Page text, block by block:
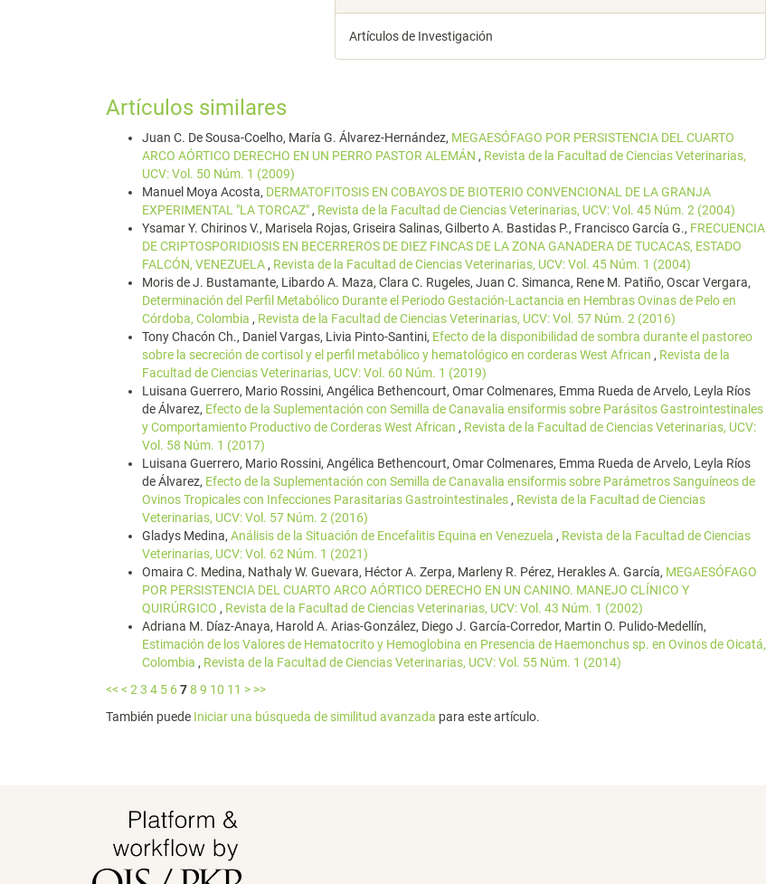
Artículos de Investigación
Artículos similares
Juan C. De Sousa-Coelho, María G. Álvarez-Hernández, MEGAESÓFAGO POR PERSISTENCIA DEL CUARTO
ARCO AÓRTICO DERECHO EN UN PERRO PASTOR ALEMÁN , Revista de la Facultad de Ciencias Veterinarias,
UCV: Vol. 50 Núm. 1 (2009)
Manuel Moya Acosta, DERMATOFITOSIS EN COBAYOS DE BIOTERIO CONVENCIONAL DE LA GRANJA
EXPERIMENTAL "LA TORCAZ" , Revista de la Facultad de Ciencias Veterinarias, UCV: Vol. 45 Núm. 2 (2004)
Ysamar Y. Chirinos V., Marisela Rojas, Griseira Salinas, Gilberto A. Bastidas P., Francisco García G., FRECUENCIA
DE CRIPTOSPORIDIOSIS EN BECERREROS DE DIEZ FINCAS DE LA ZONA GANADERA DE TUCACAS, ESTADO
FALCÓN, VENEZUELA , Revista de la Facultad de Ciencias Veterinarias, UCV: Vol. 45 Núm. 1 (2004)
Moris de J. Bustamante, Libardo A. Maza, Clara C. Rugeles, Juan C. Simanca, Rene M. Patiño, Oscar Vergara,
Determinación del Perfil Metabólico Durante el Periodo Gestación-Lactancia en Hembras Ovinas de Pelo en
Córdoba, Colombia , Revista de la Facultad de Ciencias Veterinarias, UCV: Vol. 57 Núm. 2 (2016)
Tony Chacón Ch., Daniel Vargas, Livia Pinto-Santini, Efecto de la disponibilidad de sombra durante el pastoreo
sobre la secreción de cortisol y el perfil metabólico y hematológico en corderas West African , Revista de la
Facultad de Ciencias Veterinarias, UCV: Vol. 60 Núm. 1 (2019)
Luisana Guerrero, Mario Rossini, Angélica Bethencourt, Omar Colmenares, Emma Rueda de Arvelo, Leyla Ríos
de Álvarez, Efecto de la Suplementación con Semilla de Canavalia ensiformis sobre Parásitos Gastrointestinales
y Comportamiento Productivo de Corderas West African , Revista de la Facultad de Ciencias Veterinarias, UCV:
Vol. 58 Núm. 1 (2017)
Luisana Guerrero, Mario Rossini, Angélica Bethencourt, Omar Colmenares, Emma Rueda de Arvelo, Leyla Ríos
de Álvarez, Efecto de la Suplementación con Semilla de Canavalia ensiformis sobre Parámetros Sanguíneos de
Ovinos Tropicales con Infecciones Parasitarias Gastrointestinales , Revista de la Facultad de Ciencias
Veterinarias, UCV: Vol. 57 Núm. 2 (2016)
Gladys Medina, Análisis de la Situación de Encefalitis Equina en Venezuela , Revista de la Facultad de Ciencias
Veterinarias, UCV: Vol. 62 Núm. 1 (2021)
Omaira C. Medina, Nathaly W. Guevara, Héctor A. Zerpa, Marleny R. Pérez, Herakles A. García, MEGAESÓFAGO
POR PERSISTENCIA DEL CUARTO ARCO AÓRTICO DERECHO EN UN CANINO. MANEJO CLÍNICO Y
QUIRÚRGICO , Revista de la Facultad de Ciencias Veterinarias, UCV: Vol. 43 Núm. 1 (2002)
Adriana M. Díaz-Anaya, Harold A. Arias-González, Diego J. García-Corredor, Martin O. Pulido-Medellín,
Estimación de los Valores de Hematocrito y Hemoglobina en Presencia de Haemonchus sp. en Ovinos de Oicatá,
Colombia , Revista de la Facultad de Ciencias Veterinarias, UCV: Vol. 55 Núm. 1 (2014)
<< < 2 3 4 5 678 9 10 11 > >>
También puede Iniciar una búsqueda de similitud avanzada para este artículo.